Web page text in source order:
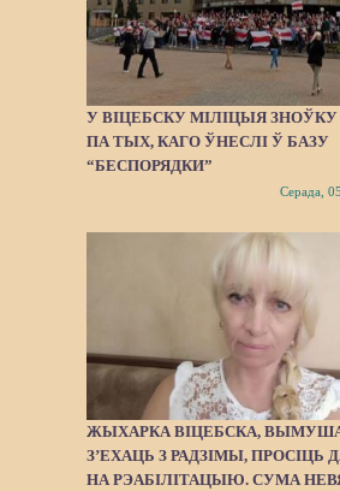
У ВІЦЕБСКУ МІЛІЦЫЯ
ПА ТЫХ, КАГО ЎНЕСЛІ Ў БАЗУ
“БЕСПОРЯДКИ”
Серада,
ЖЫХАРКА ВІЦЕБСКА,
З’ЕХАЦЬ З РАДЗІМЫ, ПРОСІЦЬ
НА РЭАБІЛІТАЦЫЮ. СУМА